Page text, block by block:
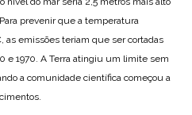
prevenir que a temperatura
as emissões teriam que ser cortadas
e 1970. A Terra atingiu um limite sem
a comunidade científica começou a